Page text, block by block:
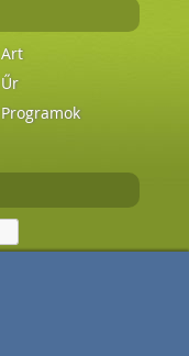
Art
Űr
Programok